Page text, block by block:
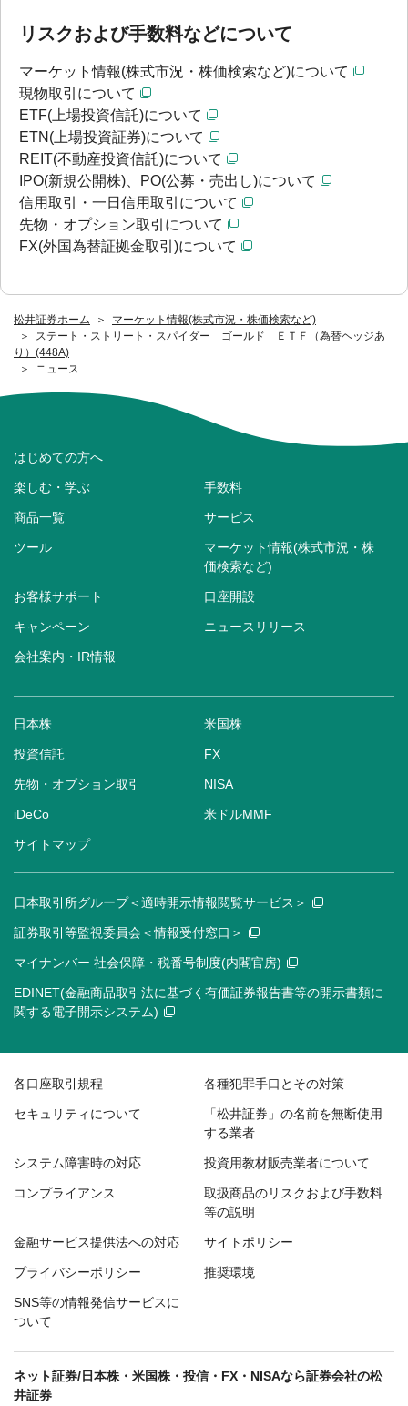
松井証券ホーム
マーケット情報(株式市況・株価検索など)
ステート・ストリート・スパイダー ゴールド ＥＴＦ（為替ヘッジあ
り）(448A)
ニュース
リスクおよび手数料などについて
マーケット情報(株式市況・株価検索など)について
現物取引について
ETF(上場投資信託)について
ETN(上場投資証券)について
REIT(不動産投資信託)について
IPO(新規公開株)、PO(公募・売出し)について
信用取引・一日信用取引について
先物・オプション取引について
FX(外国為替証拠金取引)について
はじめての方へ
楽しむ・学ぶ 手数料
商品一覧 サービス
ツール
マーケット情報(株式市況・株
価検索など)
お客様サポート 口座開設
キャンペーン ニュースリリース
会社案内・IR情報
日本株 米国株
投資信託 FX
先物・オプション取引 NISA
iDeCo 米ドルMMF
サイトマップ
日本取引所グループ＜適時開示情報閲覧サービス＞
証券取引等監視委員会＜情報受付窓口＞
マイナンバー 社会保障・税番号制度(内閣官房)
EDINET(金融商品取引法に基づく有価証券報告書等の開示書類に
関する電子開示システム)
各口座取引規程 各種犯罪手口とその対策
セキュリティについて
「松井証券」の名前を無断使用
する業者
システム障害時の対応 投資用教材販売業者について
コンプライアンス
取扱商品のリスクおよび手数料
等の説明
金融サービス提供法への対応 サイトポリシー
プライバシーポリシー 推奨環境
SNS等の情報発信サービスに
ついて
ネット証券/日本株・米国株・投信・FX・NISAなら証券会社の松
井証券